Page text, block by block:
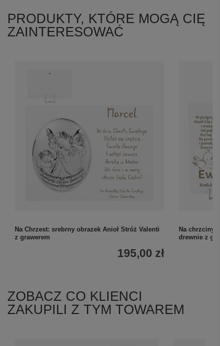
PRODUKTY, KTÓRE MOGĄ CIĘ
ZAINTERESOWAĆ
Na Chrzest: srebrny obrazek Anioł Stróż Valenti
z grawerem
195,00 zł
Na chrzciny:
drewnie z
ZOBACZ CO KLIENCI
ZAKUPILI Z TYM TOWAREM